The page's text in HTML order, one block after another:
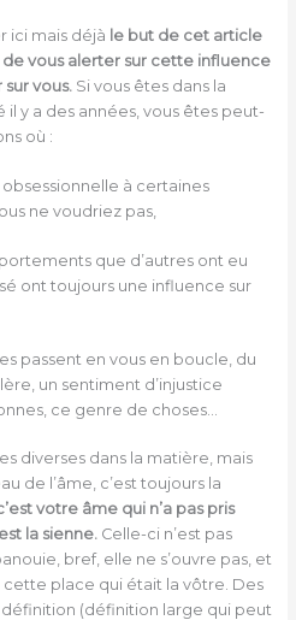
ici mais déjà le but de cet article
de vous alerter sur cette influence
vous. Si vous êtes dans la
il y a des années, vous êtes peut-
où :
à certaines
ne voudriez pas,
que d’autres ont eu
ont toujours une influence sur
passent en vous en boucle, du
un sentiment d’injustice
ce genre de choses…
diverses dans la matière, mais
de l’âme, c’est toujours la
votre âme qui n’a pas pris
la sienne. Celle-ci n’est pas
bref, elle ne s’ouvre pas, et
cette place qui était la vôtre. Des
(définition large qui peut